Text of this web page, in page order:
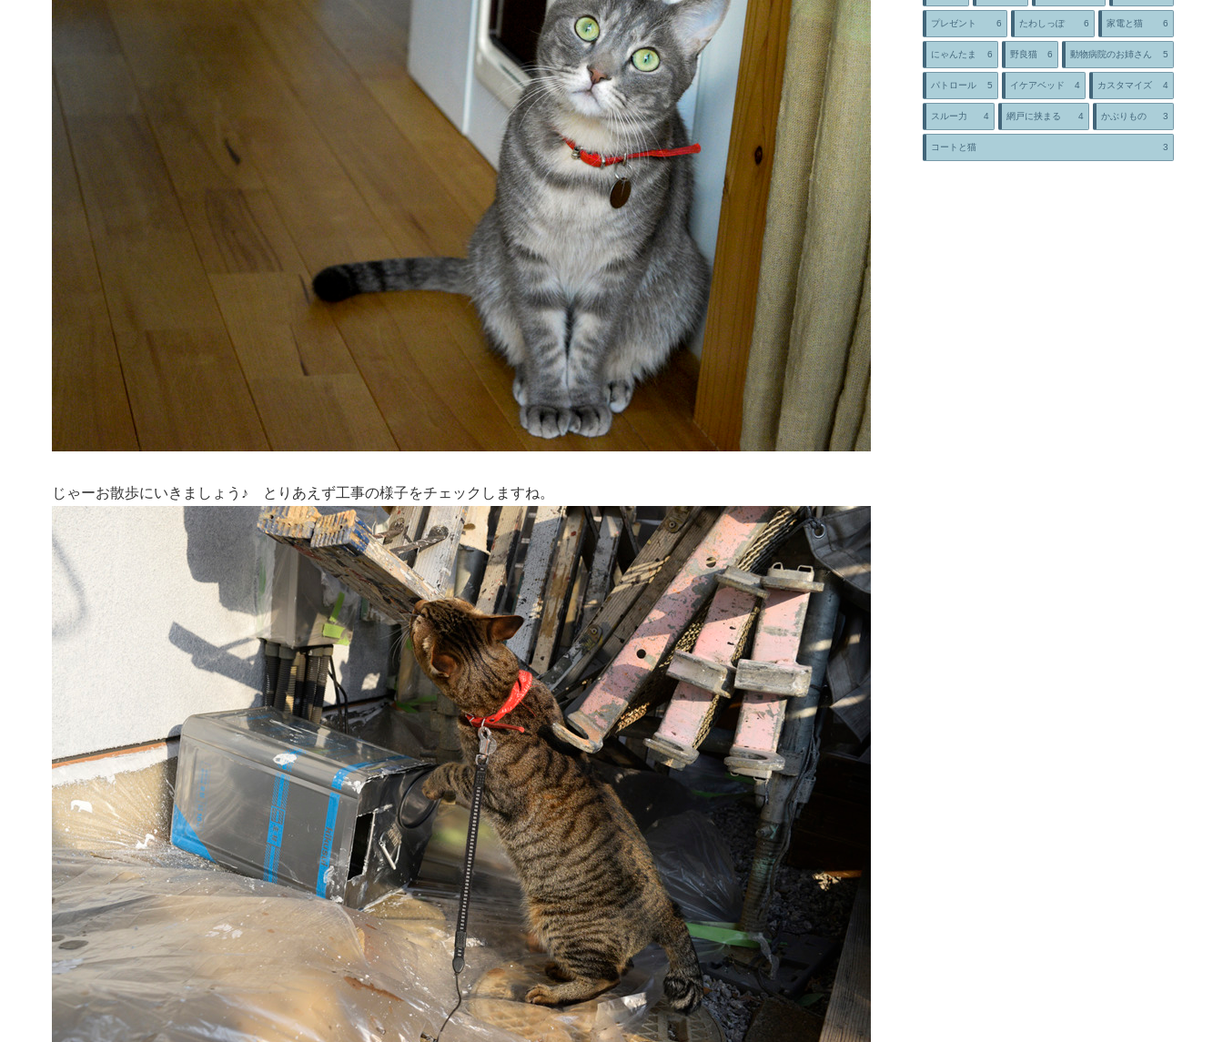
じゃーお散歩にいきましょう♪ とりあえず工事の様子をチェックしますね。
プレゼント 6 たわしっぽ 6 家電と猫 6
にゃんたま 6 野良猫 6 動物病院のお姉さん 5
パトロール 5 イケアベッド 4 カスタマイズ 4
スルー力 4 網戸に挟まる 4 かぶりもの 3
コートと猫 3